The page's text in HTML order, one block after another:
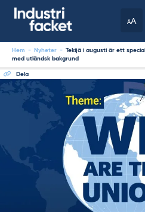
AA
Hem - Nyheter - Tekijä i augusti är ett
med utländsk bakgrund
Dela